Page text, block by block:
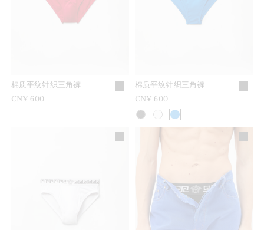
棉质平纹针织三角裤
CN¥ 600
棉质平纹针织三角裤
CN¥ 600